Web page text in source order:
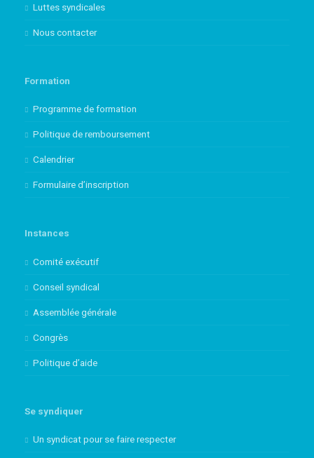
Luttes syndicales
Nous contacter
Formation
Programme de formation
Politique de remboursement
Calendrier
Formulaire d’inscription
Instances
Comité exécutif
Conseil syndical
Assemblée générale
Congrès
Politique d’aide
Se syndiquer
Un syndicat pour se faire respecter